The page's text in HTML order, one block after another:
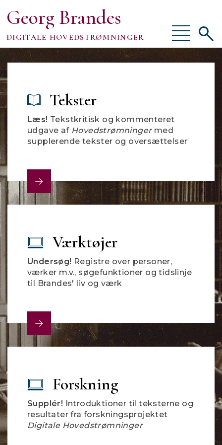
Georg Brandes
DIGITALE HOVEDSTRØMNINGER
Vis/skjul
menu
Om
VÆRKTØJER
Vis/
Tekster
Læs! Tekstkritisk og kommenteret
udgave af Hovedstrømningermed
supplerende tekster og oversættelser
Værktøjer
Undersøg! Registre over personer,
værker m.v., søgefunktioner og tidslinje
til Brandes' liv og værk
Forskning
Supplér! Introduktioner til teksterne og
resultater fra forskningsprojektet
Digitale Hovedstrømninger